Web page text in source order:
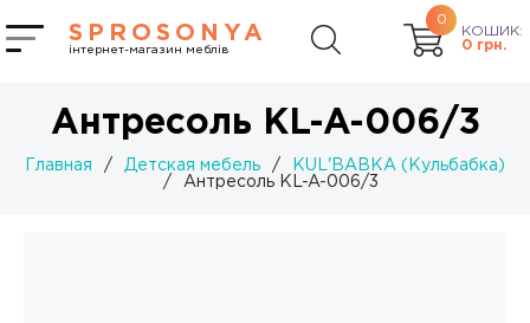
SPROSONYA
інтернет-магазин меблів
0
КОШИК:
0 грн.
Антресоль KL-A-006/3
Главная / Детская мебель /
KUL'BABKA (Кульбабка)
/
Антресоль KL-A-006/3